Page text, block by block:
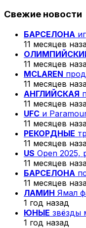
Свежие новости
БАРСЕЛОНА
11 месяцев
11 месяцев
MCLAREN
11 месяцев
АНГЛИЙСКАЯ
11 месяцев
UFC и
11 месяцев
РЕКОРДНЫЕ
11 месяцев
US Open 2025,
11 месяцев
БАРСЕЛОНА
11 месяцев
ЛАМИН Ямал
1 год назад
ЮНЫЕ звёзды
1 год назад